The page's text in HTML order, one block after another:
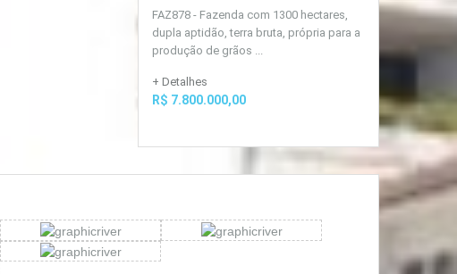
FAZ878 - Fazenda com 1300 hectares,
dupla aptidão, terra bruta, própria para a
produção de grãos ...
+ Detalhes
R$ 7.800.000,00